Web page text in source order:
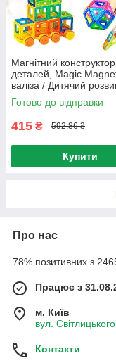
Магнітний
деталей, Magic
валіза / Дитячий
конструктор-валіза для
Готово до відправки
415 ₴ 592,86 ₴
Купити
Про нас
78% позитивних з
Працює з
м. Київ
вул.
Контакти